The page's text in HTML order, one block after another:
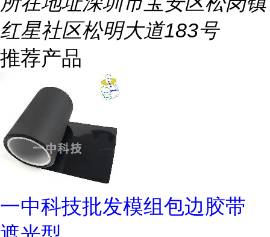
红星社区松明大道183号
推荐产品
一中科技批发模组包边胶带